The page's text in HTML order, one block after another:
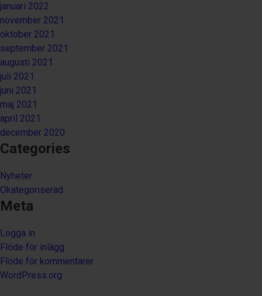
januari 2022
november 2021
oktober 2021
september 2021
augusti 2021
juli 2021
juni 2021
maj 2021
april 2021
december 2020
Categories
Nyheter
Okategoriserad
Meta
Logga in
Flöde för inlägg
Flöde för kommentarer
WordPress.org